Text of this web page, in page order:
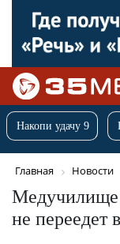
Накопи удачу 9
Главная Новости
Медучилище
не переедет